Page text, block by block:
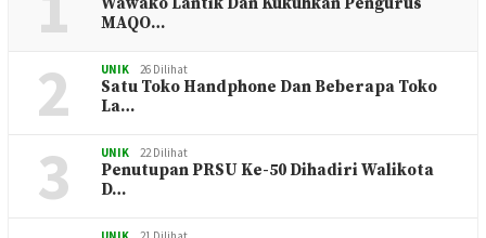
1 UNIK 37 Dilihat
Wawako Lantik Dan Kukuhkan Pengurus
2 UNIK
3 UNIK